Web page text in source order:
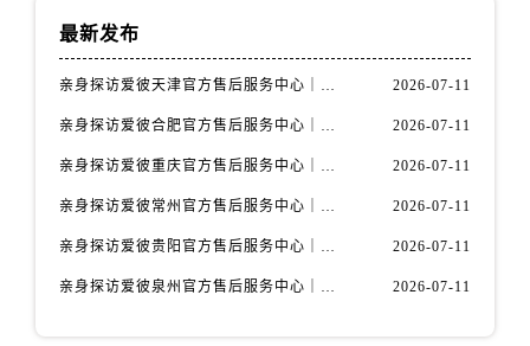
天津市和平区赤峰道136号天津国际金融中心26层2603室爱彼售后服务中心（需提前预约）
最新发布
亲身探访爱彼天津官方售后服务中心｜全部地址与售后电话（2026年7月最新） 2026-07-11
亲身探访爱彼合肥官方售后服务中心｜热线电话与网点地址（2026年7月最新） 2026-07-11
亲身探访爱彼重庆官方售后服务中心｜详细地址与售后电话（2026年7月最新） 2026-07-11
亲身探访爱彼常州官方售后服务中心｜热线与地址（2026年7月最新） 2026-07-11
亲身探访爱彼贵阳官方售后服务中心｜网点地址及热线（2026年7月最新） 2026-07-11
亲身探访爱彼泉州官方售后服务中心｜服务热线及具体地址（2026年7月最新） 2026-07-11